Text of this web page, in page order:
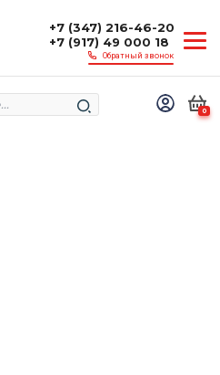
+7 (347) 216-46-20
+7 (917) 49 000 18
Обратный звонок
0